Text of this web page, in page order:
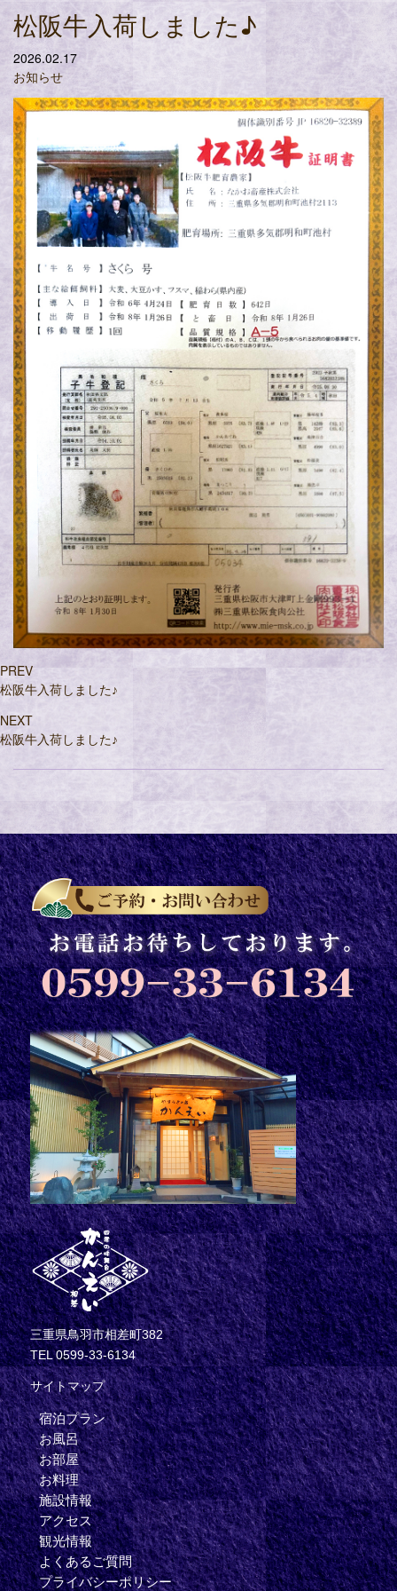
松阪牛入荷しました♪
2026.02.17
お知らせ
PREV
松阪牛入荷しました♪
NEXT
松阪牛入荷しました♪
三重県鳥羽市相差町382
TEL 0599-33-6134
サイトマップ
宿泊プラン
お風呂
お部屋
お料理
施設情報
アクセス
観光情報
よくあるご質問
プライバシーポリシー